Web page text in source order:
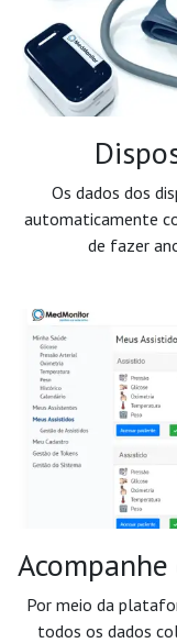
Os dados dos
automaticamente
de fazer
Por meio da
todos os dados